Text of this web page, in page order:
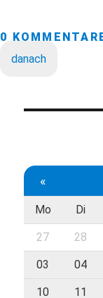
0
danach
«
Mo Di
27 28
03 04
10 11